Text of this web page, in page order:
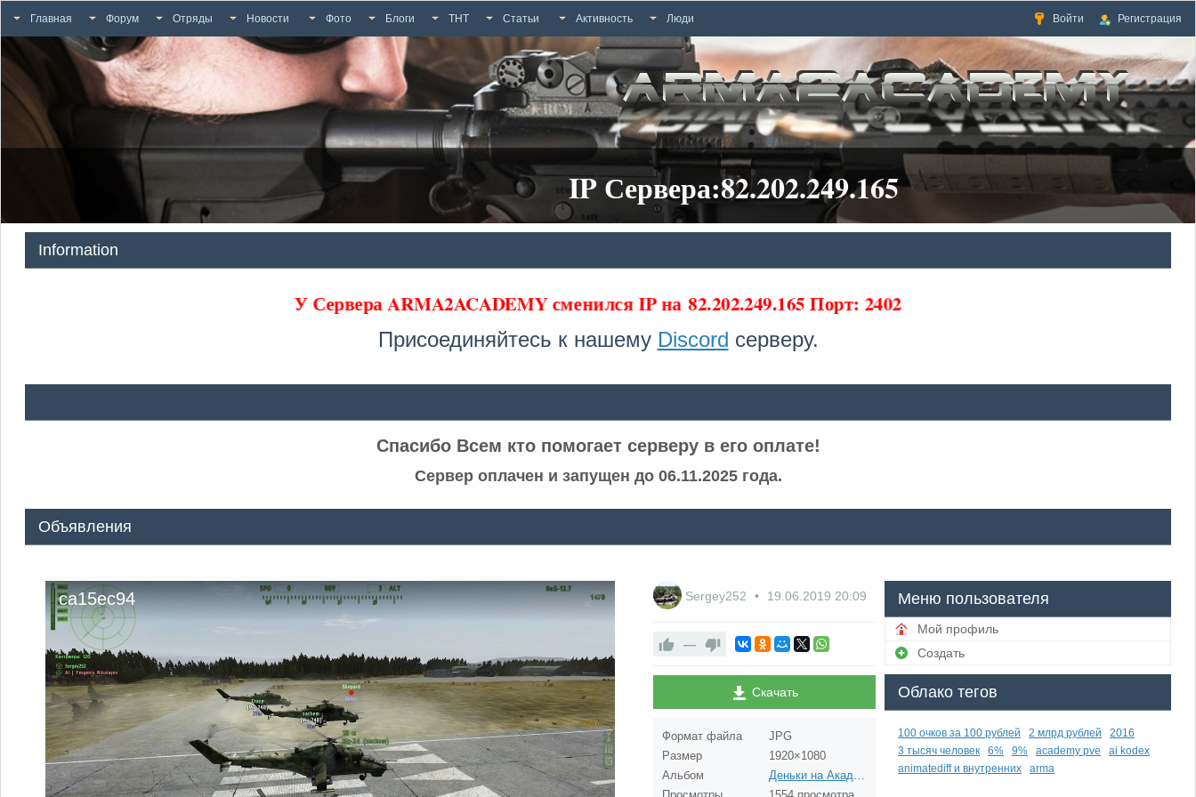
Главная Форум Отряды Новости Фото Блоги ТНТ Статьи Активность Люди Войти Регистрация
IP Сервера:82.202.249.165
Information
У Сервера ARMA2ACADEMY сменился IP на 82.202.249.165 Порт: 2402
Присоединяйтесь к нашему Discord серверу.
Спасибо Всем кто помогает серверу в его оплате!
Сервер оплачен и запущен до 06.11.2025 года.
Объявления
ca15ec94 Sergey252 19.06.2019 20:09
—
Скачать
Формат файла
JPG
Размер
1920×1080
Альбом
Деньки на Академии
Меню пользователя
Мой профиль
Создать
Облако тегов
100 очков за 100 рублей 2 млрд рублей
2016
3 тысяч человек
6% 9% academy pve
ai kodex
animatediff и внутренних
arma